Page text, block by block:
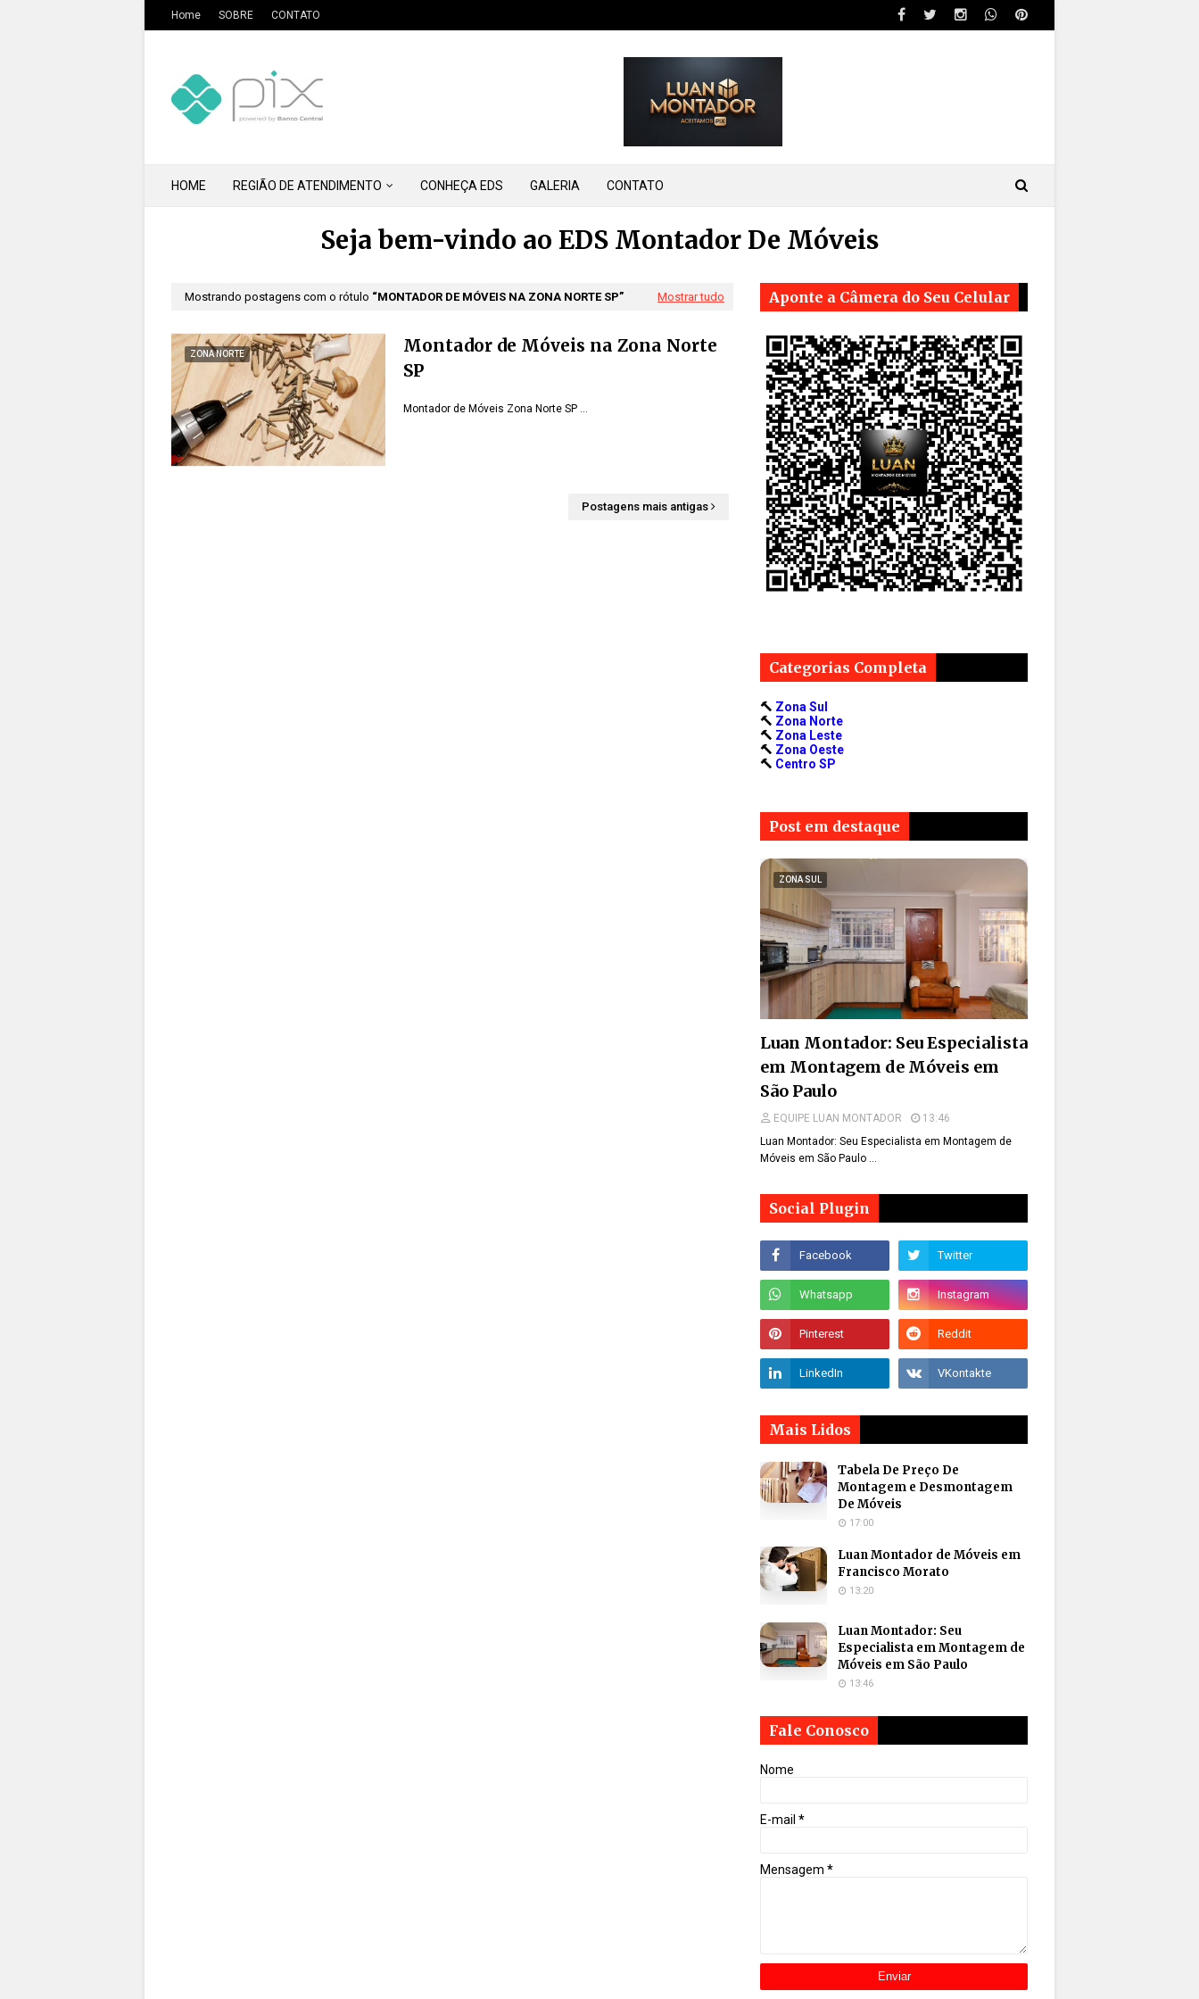
Home SOBRE CONTATO
HOME REGIÃO DE ATENDIMENTO CONHEÇA EDS GALERIA CONTATO
Seja bem-vindo ao EDS Montador De Móveis
Mostrando postagens com o rótulo MONTADOR DE MÓVEIS NA ZONA NORTE SP Mostrar tudo
ZONA NORTE
Montador de Móveis na Zona Norte
SP
Montador de Móveis Zona Norte SP …
Postagens mais antigas
Aponte a Câmera do Seu Celular
Categorias Completa
🔨 Zona Sul
🔨 Zona Norte
🔨 Zona Leste
🔨 Zona Oeste
🔨 Centro SP
Post em destaque
ZONA SUL
Luan Montador: Seu Especialista
em Montagem de Móveis em
São Paulo
EQUIPE LUAN MONTADOR
13:46
Luan Montador: Seu Especialista em Montagem de
Móveis em São Paulo …
Social Plugin
Mais Lidos
Tabela De Preço De
Montagem e Desmontagem
De Móveis
17:00
Luan Montador de Móveis em
Francisco Morato
13:20
Luan Montador: Seu
Especialista em Montagem de
Móveis em São Paulo
13:46
Fale Conosco
Nome
E-mail *
Mensagem *